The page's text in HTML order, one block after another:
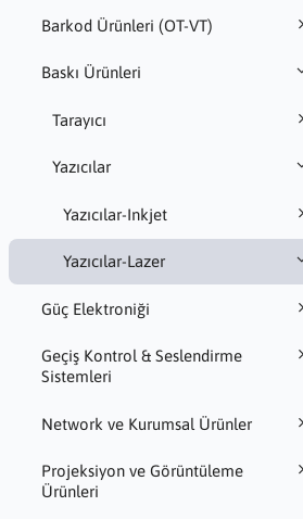
Barkod Ürünleri (OT-VT)
Baskı Ürünleri
Tarayıcı
Yazıcılar
Yazıcılar-Inkjet
Yazıcılar-Lazer
Güç Elektroniği
Geçiş Kontrol & Seslendirme
Sistemleri
Network ve Kurumsal Ürünler
Projeksiyon ve Görüntüleme
Ürünleri